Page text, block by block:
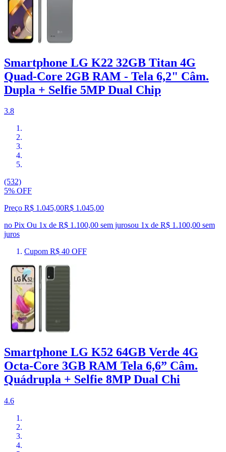
Smartphone LG K22 32GB Titan 4G
Quad-Core 2GB RAM - Tela 6,2" Câm.
Dupla + Selfie 5MP Dual Chip
3.8
(532)
5% OFF
Preço R$ 1.045,00R$ 1.045,00
no Pix Ou 1x de R$ 1.100,00 sem jurosou 1x de R$ 1.100,00 sem
juros
Cupom R$ 40 OFF
Smartphone LG K52 64GB Verde 4G
Octa-Core 3GB RAM Tela 6,6” Câm.
Quádrupla + Selfie 8MP Dual Chi
4.6